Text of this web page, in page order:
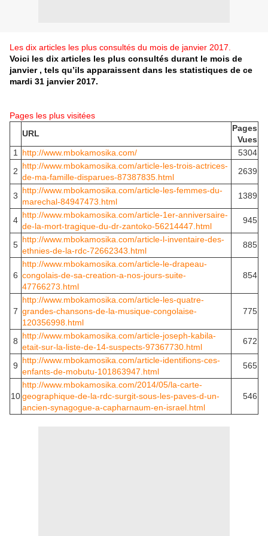
Les dix articles les plus consultés du mois de janvier 2017.
Voici les dix articles les plus consultés durant le mois de
janvier , tels qu’ils apparaissent dans les statistiques de ce
mardi 31 janvier 2017.
Pages les plus visitées
URL
Pages
Vues
1
http://www.mbokamosika.com/
5304
2
http://www.mbokamosika.com/article-les-trois-actrices-
de-ma-famille-disparues-87387835.html
2639
3
http://www.mbokamosika.com/article-les-femmes-du-
marechal-84947473.html
1389
4
http://www.mbokamosika.com/article-1er-anniversaire-
de-la-mort-tragique-du-dr-zantoko-56214447.html
945
5
http://www.mbokamosika.com/article-l-inventaire-des-
ethnies-de-la-rdc-72662343.html
885
6
http://www.mbokamosika.com/article-le-drapeau-
congolais-de-sa-creation-a-nos-jours-suite-
47766273.html
854
7
http://www.mbokamosika.com/article-les-quatre-
grandes-chansons-de-la-musique-congolaise-
120356998.html
775
8
http://www.mbokamosika.com/article-joseph-kabila-
etait-sur-la-liste-de-14-suspects-97367730.html
672
9
http://www.mbokamosika.com/article-identifions-ces-
enfants-de-mobutu-101863947.html
565
10
http://www.mbokamosika.com/2014/05/la-carte-
geographique-de-la-rdc-surgit-sous-les-paves-d-un-
ancien-synagogue-a-capharnaum-en-israel.html
546